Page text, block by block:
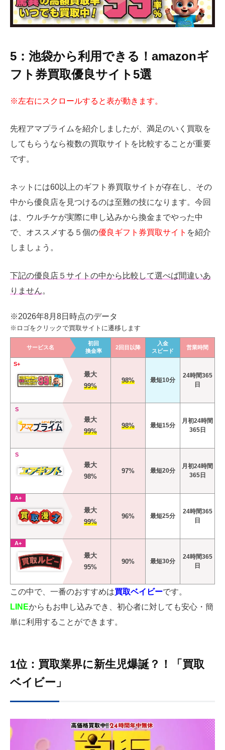
5：池袋から利用できる！amazonギ
フト券買取優良サイト5選
※左右にスクロールすると表が動きます。
先程アマプライムを紹介しましたが、満足のいく買取を
してもらうなら複数の買取サイトを比較することが重要
です。
ネットには60以上のギフト券買取サイトが存在し、その
中から優良店を見つけるのは至難の技になります。今回
は、ウルチケが実際に申し込みから換金までやった中
で、オススメする５個の優良ギフト券買取サイト を紹介
しましょう。
下記の優良店５サイトの中から比較して選べば間違いあ
りません。
※2026年8月8日時点のデータ
※ロゴをクリックで買取サイトに遷移します
サービス名
初回
換金率
2回目以降
入金
スピード
営業時間
S+
最大
99%
98% 最短10分
24時間365
日
S
最大
99%
98% 最短15分
月初24時間
365日
S
最大
98%
97% 最短20分
月初24時間
365日
A+
最大
99%
96% 最短25分
24時間365
日
A+
最大
95%
90% 最短30分
24時間365
日
この中で、一番のおすすめは買取ベイビーです。
LINEからもお申し込みでき、初心者に対しても安心・簡
単に利用することができます。
1位：買取業界に新生児爆誕？！「買取
ベイビー」